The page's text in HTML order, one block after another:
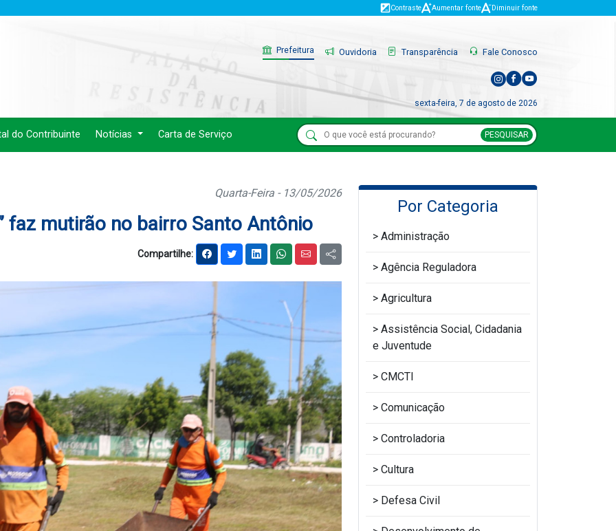
Contraste Aumentar fonte Diminuir fonte
Prefeitura Ouvidoria Transparência Fale Conosco
sexta-feira, 7 de agosto de 2026
do Contribuinte Notícias Carta de Serviço PESQUISAR
Quarta-Feira - 13/05/2026
faz mutirão no bairro Santo Antônio
Compartilhe:
Por Categoria
Administração
Agência Reguladora
Agricultura
Assistência Social, Cidadania
e Juventude
CMCTI
Comunicação
Controladoria
Cultura
Defesa Civil